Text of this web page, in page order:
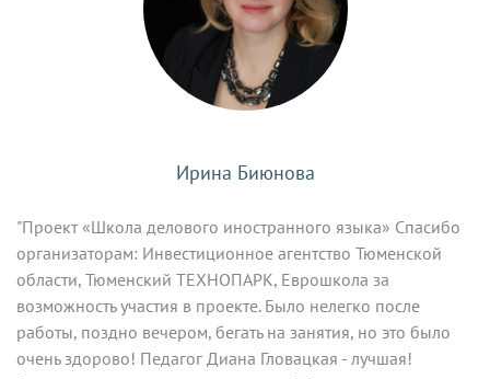
Ирина Биюнова
"Проект «Школа делового иностранного языка» Спасибо
организаторам: Инвестиционное агентство Тюменской
области, Тюменский ТЕХНОПАРК, Еврошкола за
возможность участия в проекте. Было нелегко после
работы, поздно вечером, бегать на занятия, но это было
очень здорово! Педагог Диана Гловацкая - лучшая!